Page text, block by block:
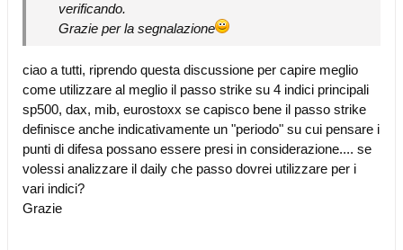
verificando.
Grazie per la segnalazione
ciao a tutti, riprendo questa discussione per capire meglio
come utilizzare al meglio il passo strike su 4 indici principali
sp500, dax, mib, eurostoxx se capisco bene il passo strike
definisce anche indicativamente un "periodo" su cui pensare i
punti di difesa possano essere presi in considerazione.... se
volessi analizzare il daily che passo dovrei utilizzare per i
vari indici?
Grazie